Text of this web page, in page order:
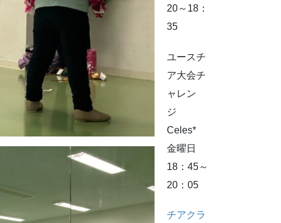
20～18：
35
ユースチ
ア大会チ
ャレン
ジ
Celes*
金曜日
18：45～
20：05
チアクラ